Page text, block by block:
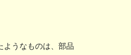
ようなものは、部品